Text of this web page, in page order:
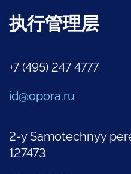
执行管理层
+7 (495) 247 4777
id@opora.ru
2-y Samotechnyy
127473